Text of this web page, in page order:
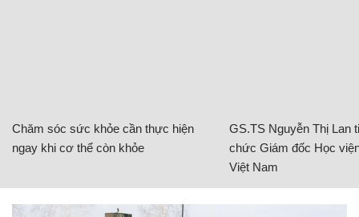
Chăm sóc sức khỏe cần thực hiện
ngay khi cơ thể còn khỏe
GS.TS Nguyễn Thị Lan
chức Giám đốc Học
Việt Nam